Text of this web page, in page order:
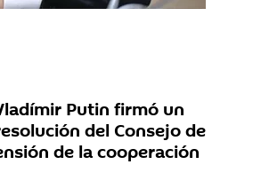
Putin firmó un
del Consejo de
de la cooperación